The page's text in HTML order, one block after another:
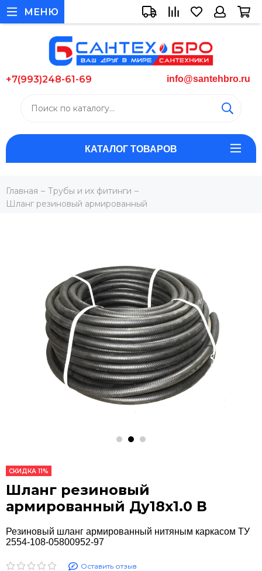
+7(993)248-61-69 info@santehbro.ru
КАТАЛОГ ТОВАРОВ
МЕНЮ
Главная
Трубы и их фитинги
Шланг резиновый армированный
СКИДКА 11%
Шланг резиновый
армированный Ду18х1.0 В
Резиновый шланг армированный нитяным каркасом ТУ
2554-108-05800952-97
Оставить отзыв